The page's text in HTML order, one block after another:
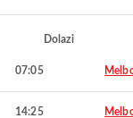
Dolazi
07:05
14:25